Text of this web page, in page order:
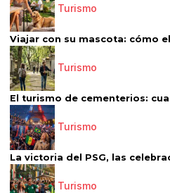
Turismo
Viajar con su mascota: cómo
Turismo
El turismo de cementerios:
Turismo
La victoria del PSG, las
Turismo